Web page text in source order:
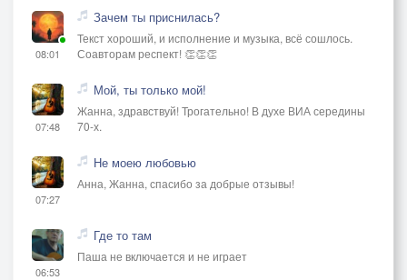
08:01
Зачем ты приснилась?
Текст хороший, и исполнение и музыка, всё сошлось.
Соавторам респект! 👏👏👏
07:48
Мой, ты только мой!
Жанна, здравствуй! Трогательно! В духе ВИА середины
70-х.
07:27
Не моею любовью
Анна, Жанна, спасибо за добрые отзывы!
06:53
Где то там
Паша не включается и не играет